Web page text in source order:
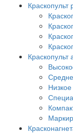
Краскопульт
Краскопульт